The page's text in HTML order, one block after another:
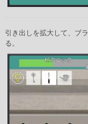
引き出しを拡大して、ブ
る。